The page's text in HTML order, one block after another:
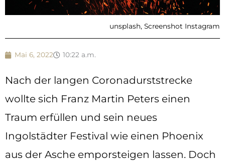
unsplash, Screenshot Instagram
Mai 6, 2022 10:22 a.m.
Nach der langen Coronadurststrecke
wollte sich Franz Martin Peters einen
Traum erfüllen und sein neues
Ingolstädter Festival wie einen Phoenix
aus der Asche emporsteigen lassen. Doch